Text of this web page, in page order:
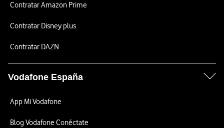
Contratar Amazon Prime
Contratar Disney plus
Contratar DAZN
Vodafone España
App Mi Vodafone
Blog Vodafone Conéctate